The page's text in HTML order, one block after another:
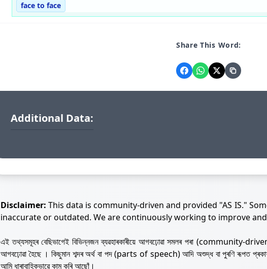
face to face
Share This Word:
Additional Data:
Disclaimer: This data is community-driven and provided "AS IS."
inaccurate or outdated. We are continuously working to improve
এই তথ্যসমূহৰ বেছিভাগেই বিভিন্নজন ব্যৱহাৰকাৰীয়ে আগবঢ়োৱা সমলৰ পৰা (community-
আগবঢ়োৱা হৈছে । কিছুমান শব্দৰ অৰ্থ বা পদ (parts of speech) আদি অশুদ্ধ বা পুৰণি ৰূপত
আমি ধাৰাবাহিকভাৱে কাম কৰি আছোঁ।